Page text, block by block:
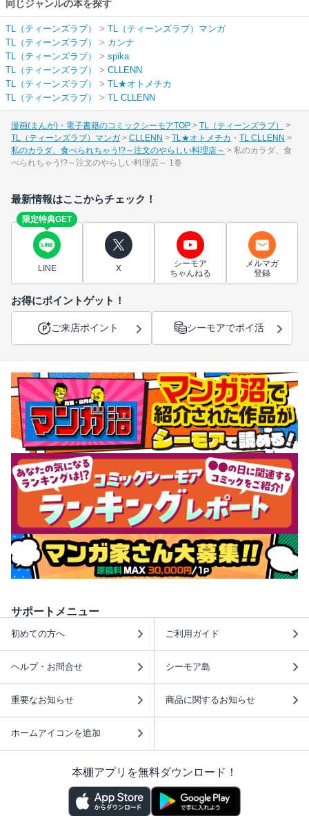
同じジャンルの本を探す
TL（ティーンズラブ） > TL（ティーンズラブ）マンガ
TL（ティーンズラブ）
> カンナ
TL（ティーンズラブ）
> spika
TL（ティーンズラブ）
> CLLENN
TL（ティーンズラブ）
> TL★オトメチカ
TL（ティーンズラブ）
> TL CLLENN
漫画(まんが)・電子書籍のコミックシーモアTOP
TL（ティーンズラブ）
TL（ティーンズラブ）マンガ
CLLENN TL★オトメチカ
TL CLLENN
私のカラダ、食べられちゃう!?～注文のやらしい料理店～
私のカラダ、食
べられちゃう!?～注文のやらしい料理店～ 1巻
最新情報はここからチェック！
限定特典GET
LINE X
シーモア
ちゃんねる
メルマガ
登録
お得にポイントゲット！
ご来店ポイント シーモアでポイ活
サポートメニュー
初めての方へ ご利用ガイド
ヘルプ・お問合せ シーモア島
重要なお知らせ 商品に関するお知らせ
ホームアイコンを追加
本棚アプリを無料ダウンロード！